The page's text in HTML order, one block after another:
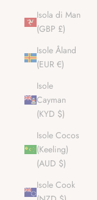
Isola di Man
(GBP £)
Isole Åland
(EUR €)
Isole
Cayman
(KYD $)
Isole Cocos
(Keeling)
(AUD $)
Isole Cook